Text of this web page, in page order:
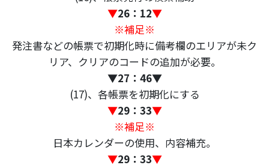
▼26：12▼
※補足※
発注書などの帳票で初期化時に備考欄のエリアが未ク
リア、クリアのコードの追加が必要。
▼27：46▼
(17)、各帳票を初期化にする
▼29：33▼
※補足※
日本カレンダーの使用、内容補充。
▼29：33▼